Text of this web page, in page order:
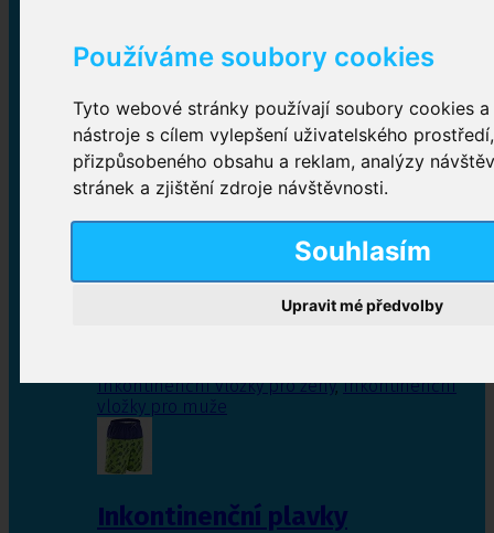
Používáme soubory cookies
Tyto webové stránky používají soubory cookies
nástroje s cílem vylepšení uživatelského
přizpůsobeného obsahu a reklam, analýzy
stránek a zjištění zdroje návštěvnosti.
Souhlasím
Upravit mé předvolby
Bylinky
Inkontinenční kalhotky
Plenkové kalhotky navlékací,Plenkové kalhotky
zalepovací,Inkontinenční kalhotky dámské,
Inkontinenční kalhotky pro muže
Inkontinenční vložky pro ženy,Inkontinenční
vložky pro muže
Inkontinenční plavky